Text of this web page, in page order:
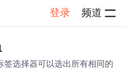
登录 频道
选择器可以选出所有相同的